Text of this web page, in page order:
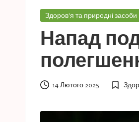
o
n
n
e
Опубліковано
Здоров'я та природні засоби
Напад
14 Лютого 2025